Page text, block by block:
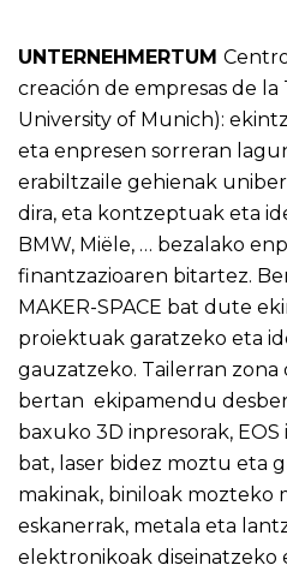
UNTERNEHMERTUM
creación de empresas de la
University of Munich):
eta enpresen sorreran
erabiltzaile gehienak
dira, eta kontzeptuak eta
BMW, Miële, … bezalako
finantzazioaren bitartez.
MAKER-SPACE bat dute
proiektuak garatzeko eta
gauzatzeko. Tailerran
bertan ekipamendu
baxuko 3D inpresorak, EOS
bat, laser bidez moztu eta
makinak, biniloak mozteko
eskanerrak, metala eta
elektronikoak diseinatzeko